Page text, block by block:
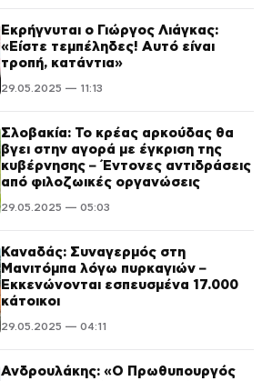
Εκρήγνυται ο Γιώργος Λιάγκας:
«Είστε τεμπέληδες! Αυτό είναι
τροπή, κατάντια»
29.05.2025 — 11:13
Σλοβακία: Το κρέας αρκούδας θα
βγει στην αγορά με έγκριση της
κυβέρνησης – Έντονες αντιδράσεις
από φιλοζωικές οργανώσεις
29.05.2025 — 05:03
Καναδάς: Συναγερμός στη
Μανιτόμπα λόγω πυρκαγιών –
Εκκενώνονται εσπευσμένα 17.000
κάτοικοι
29.05.2025 — 04:11
Ανδρουλάκης: «Ο Πρωθυπουργός